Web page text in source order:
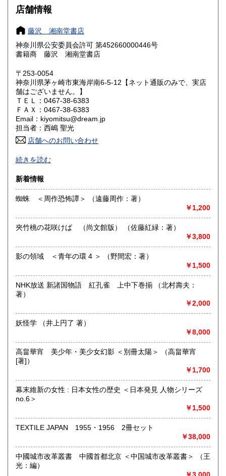
大阪府
奈良県
鳥取県 185円 島根県
岡山県
山口県
香川県 185円
高知県 185円
佐賀県
熊本県
宮崎県 185円 鹿児島県
185円
店舗情報
藤沢 湘南堂書店
神奈川県公安委員会許可 第452660000446号
書籍商 藤沢 湘南堂書店
〒253-0054
神奈川県茅ヶ崎市東海岸南6-5-12【ネット通販のみで、実店
舗はございません。】
ＴＥＬ：0467-38-6383
ＦＡＸ：0467-38-6383
Email：kiyomitsu@dream.jp
担当者：西嶋 聖光
店舗へのお問い合わせ
良書・古書とサブカルチャーの陰と陽。国史・軍事・宗教・
文芸・芸能・美術・工芸・趣味書より、CD・DVD・古書漫
の新旧書籍とおもちゃ混在乱舞のちらし寿司書店。江戸のト
ッピングもあります。
最寄駅：茅ヶ崎駅
営業時間：平日・祝日:9:00～15:00 土日:休日【※7月23日
(木)は臨時休業日とさせて頂きます。 ご不便をお掛けいたし
まして誠に申し訳ございません。】
定休日：土曜日・日曜日
書籍の買取について
-
取り扱い分野
哲学宗教、歴史、美術工芸、趣味、サブカルチャー
続きを読む
新着情報
蜘蛛 ＜周作恐怖譚＞ （遠藤周作：著）
￥1,200
夾竹桃の花咲けば （尚文館版） （佐藤紅緑：著）
￥3,800
影の領域 ＜青年の環 4 ＞ （野間宏：著）
￥1,500
NHK放送 新諸国物語 紅孔雀 上中下巻揃 （北村壽夫：
著）
￥2,000
妖怪学 （井上円了 著）
￥8,000
高畠華宵 美少年・美少女幻影 ＜別冊太陽＞ （高畠華宵
[著]）
￥1,700
幕末維新の女性 : 日本女性の歴史 ＜日本発見 人物シリーズ
no.6＞
￥1,500
TEXTILE JAPAN 1955・1956 2冊セット
￥38,000
中國城市改革叢書 中國首都北京 ＜中国城市改革叢書＞ （王
光：編）